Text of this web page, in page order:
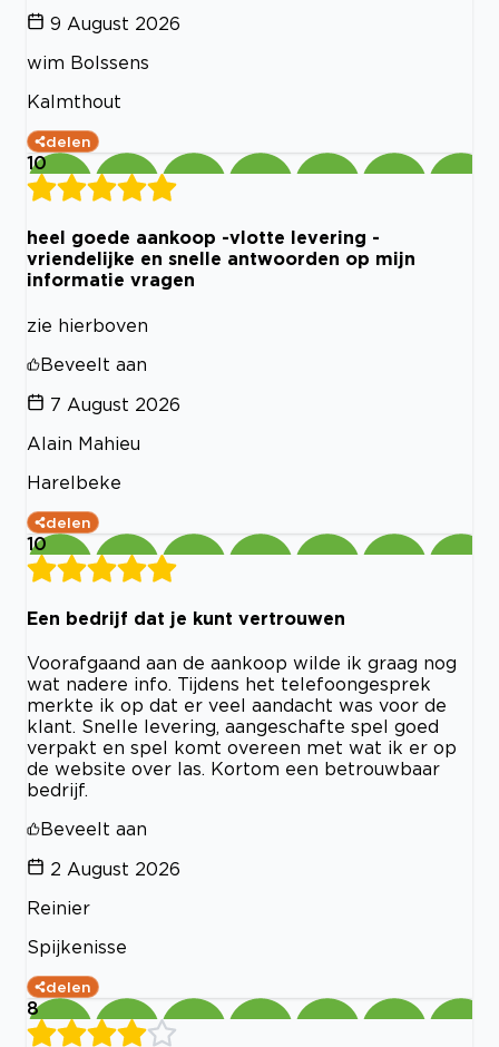
9 August 2026
wim Bolssens
Kalmthout
delen
10
heel goede aankoop -vlotte levering -
vriendelijke en snelle antwoorden op mijn
informatie vragen
zie hierboven
Beveelt aan
7 August 2026
Alain Mahieu
Harelbeke
delen
10
Een bedrijf dat je kunt vertrouwen
Voorafgaand aan de aankoop wilde ik graag nog
wat nadere info. Tijdens het telefoongesprek
merkte ik op dat er veel aandacht was voor de
klant. Snelle levering, aangeschafte spel goed
verpakt en spel komt overeen met wat ik er op
de website over las. Kortom een betrouwbaar
bedrijf.
Beveelt aan
2 August 2026
Reinier
Spijkenisse
delen
8